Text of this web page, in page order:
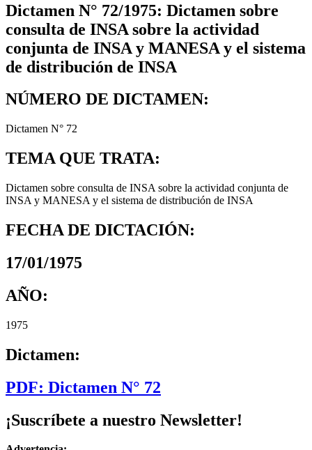
Dictamen N° 72/1975: Dictamen sobre
consulta de INSA sobre la actividad
conjunta de INSA y MANESA y el sistema
de distribución de INSA
NÚMERO DE DICTAMEN:
Dictamen N° 72
TEMA QUE TRATA:
Dictamen sobre consulta de INSA sobre la actividad conjunta de
INSA y MANESA y el sistema de distribución de INSA
FECHA DE DICTACIÓN:
17/01/1975
AÑO:
1975
Dictamen:
PDF: Dictamen N° 72
¡Suscríbete a nuestro Newsletter!